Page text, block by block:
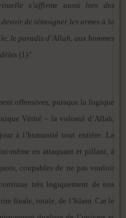
s’affirme aussi lors des
de témoigner les armes à la
le paradis d’Allah, aux hommes
(1)".
offensives, puisque la logique
Vérité – la volonté d’Allah,
à l’humanité tout entière. La
même en attaquant et pillant, à
coupables de ne pas vouloir
très logiquement de nos
finale, totale, de l’Islam. Car le